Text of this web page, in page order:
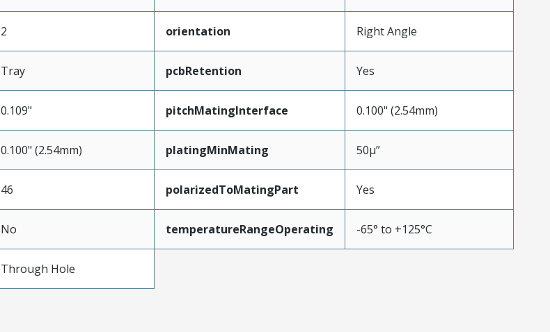
2 orientation Right Angle
Tray pcbRetention Yes
0.109" pitchMatingInterface 0.100" (2.54mm)
0.100" (2.54mm) platingMinMating 50µ”
46 polarizedToMatingPart Yes
No temperatureRangeOperating -65° to +125°C
Through Hole